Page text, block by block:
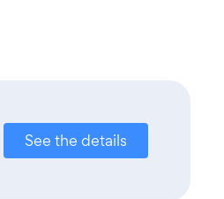
See the details